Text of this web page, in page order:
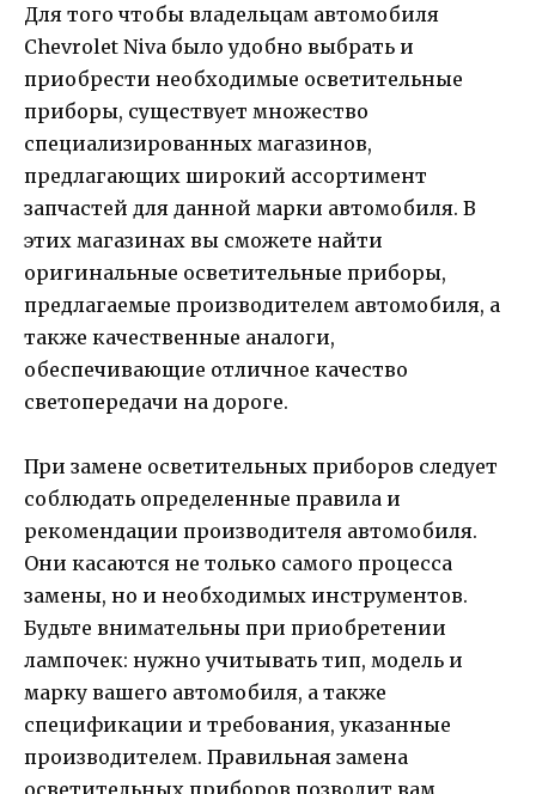
Для того чтобы владельцам автомобиля
Chevrolet Niva было удобно выбрать и
приобрести необходимые осветительные
приборы, существует множество
специализированных магазинов,
предлагающих широкий ассортимент
запчастей для данной марки автомобиля. В
этих магазинах вы сможете найти
оригинальные осветительные приборы,
предлагаемые производителем автомобиля, а
также качественные аналоги,
обеспечивающие отличное качество
светопередачи на дороге.
При замене осветительных приборов следует
соблюдать определенные правила и
рекомендации производителя автомобиля.
Они касаются не только самого процесса
замены, но и необходимых инструментов.
Будьте внимательны при приобретении
лампочек: нужно учитывать тип, модель и
марку вашего автомобиля, а также
спецификации и требования, указанные
производителем. Правильная замена
осветительных приборов позволит вам